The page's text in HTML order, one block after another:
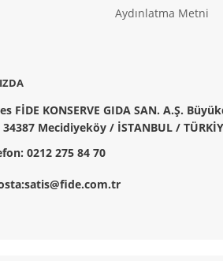
Aydınlatma Metni
FİDE KONSERVE GIDA SAN. A.Ş.
Mecidiyeköy / İSTANBUL /
0212 275 84 70